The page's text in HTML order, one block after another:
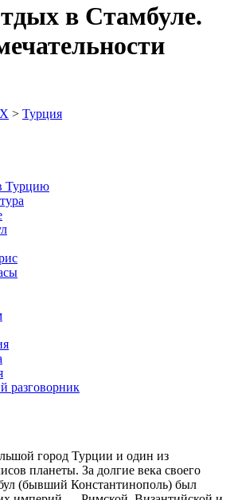
в Стамбуле.
> Турция
Турцию
разговорник
город Турции и один из
планеты. За долгие века своего
(бывший Константинополь) был